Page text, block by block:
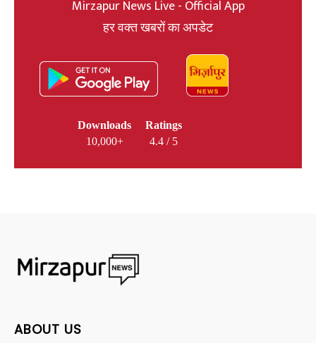
Mirzapur News Live - Official App
हर वक्त खबरों का अपडेट
Downloads
10,000+
Ratings
4.4 / 5
ABOUT US